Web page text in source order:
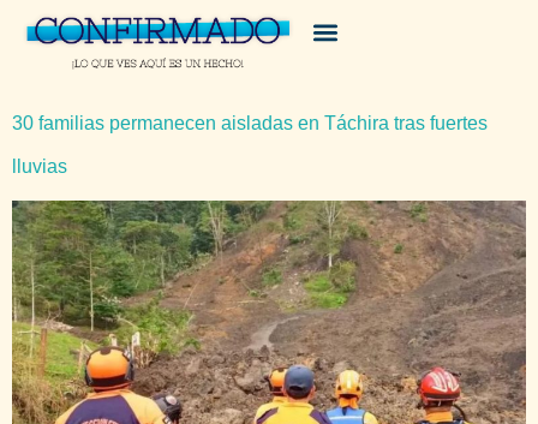
30 familias permanecen aisladas en Táchira tras fuertes
lluvias